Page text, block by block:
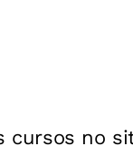
cursos no